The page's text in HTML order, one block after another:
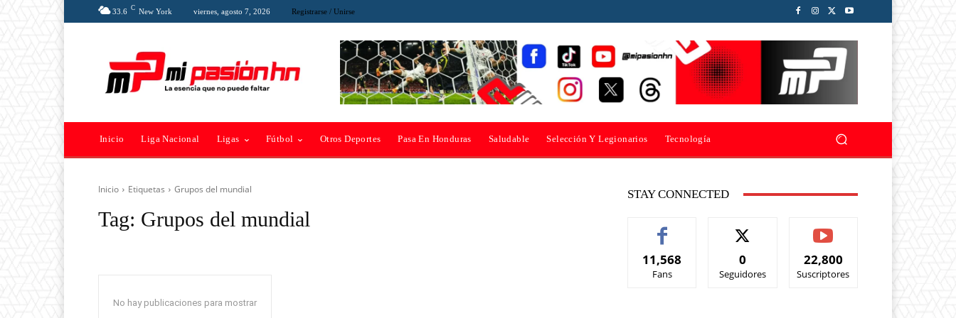
33.6 C New York viernes, agosto 7, 2026 Registrarse / Unirse
Inicio Liga Nacional Ligas Fútbol Otros Deportes Pasa En Honduras Saludable Selección Y Legionarios Tecnología
Inicio Etiquetas Grupos del mundial
Tag: Grupos del mundial
No hay publicaciones para mostrar
STAY CONNECTED
11,568
Fans
0
Seguidores
22,800
Suscriptores